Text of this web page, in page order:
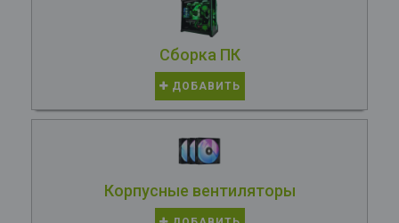
Сборка ПК
ДОБАВИТЬ
Корпусные вентиляторы